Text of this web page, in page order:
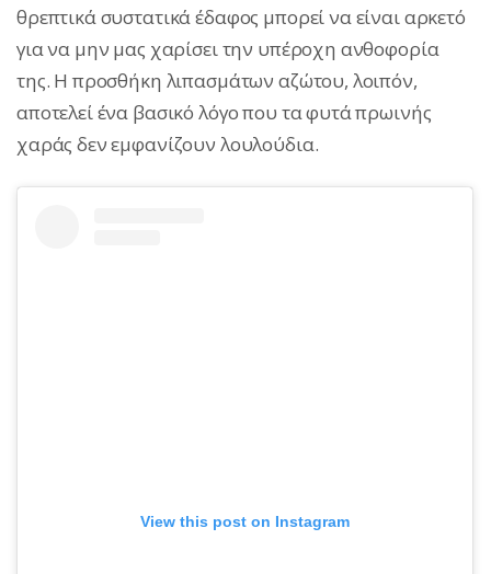
θρεπτικά συστατικά έδαφος μπορεί να είναι αρκετό
για να μην μας χαρίσει την υπέροχη ανθοφορία
της. Η προσθήκη λιπασμάτων αζώτου, λοιπόν,
αποτελεί ένα βασικό λόγο που τα φυτά πρωινής
χαράς δεν εμφανίζουν λουλούδια.
View this post on Instagram